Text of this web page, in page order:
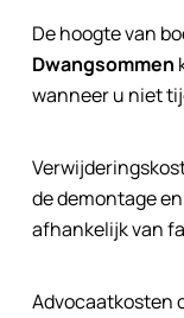
De hoogte van
Dwangsommen
wanneer u niet
de demontage
afhankelijk van
Advocaatkosten